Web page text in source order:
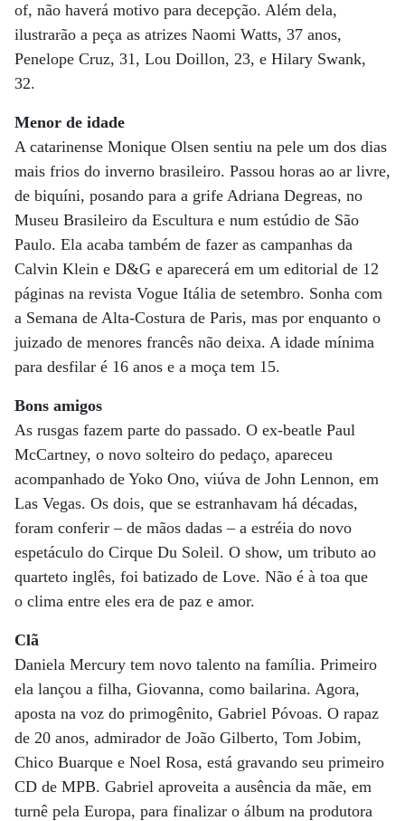
of, não haverá motivo para decepção. Além dela,
ilustrarão a peça as atrizes Naomi Watts, 37 anos,
Penelope Cruz, 31, Lou Doillon, 23, e Hilary Swank,
32.
Menor de idade
A catarinense Monique Olsen sentiu na pele um dos dias
mais frios do inverno brasileiro. Passou horas ao ar livre,
de biquíni, posando para a grife Adriana Degreas, no
Museu Brasileiro da Escultura e num estúdio de São
Paulo. Ela acaba também de fazer as campanhas da
Calvin Klein e D&G e aparecerá em um editorial de 12
páginas na revista Vogue Itália de setembro. Sonha com
a Semana de Alta-Costura de Paris, mas por enquanto o
juizado de menores francês não deixa. A idade mínima
para desfilar é 16 anos e a moça tem 15.
Bons amigos
As rusgas fazem parte do passado. O ex-beatle Paul
McCartney, o novo solteiro do pedaço, apareceu
acompanhado de Yoko Ono, viúva de John Lennon, em
Las Vegas. Os dois, que se estranhavam há décadas,
foram conferir – de mãos dadas – a estréia do novo
espetáculo do Cirque Du Soleil. O show, um tributo ao
quarteto inglês, foi batizado de Love. Não é à toa que
o clima entre eles era de paz e amor.
Clã
Daniela Mercury tem novo talento na família. Primeiro
ela lançou a filha, Giovanna, como bailarina. Agora,
aposta na voz do primogênito, Gabriel Póvoas. O rapaz
de 20 anos, admirador de João Gilberto, Tom Jobim,
Chico Buarque e Noel Rosa, está gravando seu primeiro
CD de MPB. Gabriel aproveita a ausência da mãe, em
turnê pela Europa, para finalizar o álbum na produtora